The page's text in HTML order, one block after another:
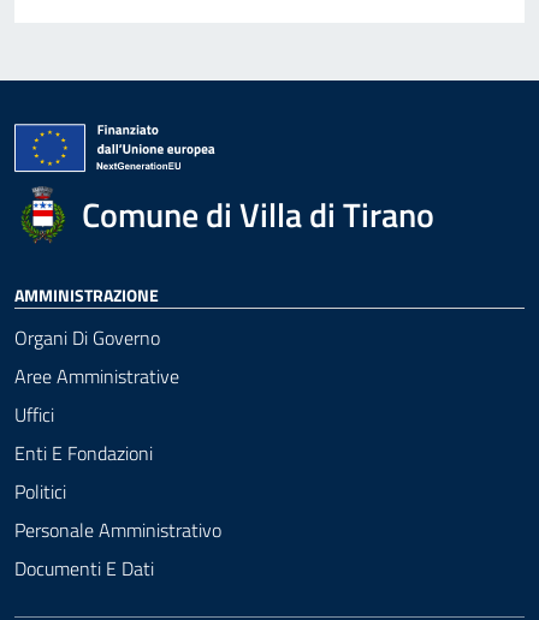
Comune di Villa di Tirano
AMMINISTRAZIONE
Organi Di Governo
Aree Amministrative
Uffici
Enti E Fondazioni
Politici
Personale Amministrativo
Documenti E Dati